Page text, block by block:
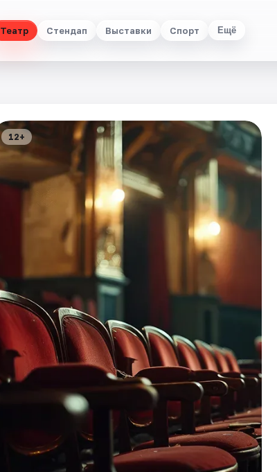
Театр Стендап Выставки Спорт Ещё
12+